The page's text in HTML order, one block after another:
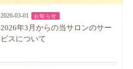
2026-03-01 お知らせ
2026年3月からの当サロンのサー
ビスについて